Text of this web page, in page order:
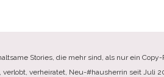
Stories, die mehr sind, als nur ein Copy-
verheiratet, Neu-#hausherrin seit Juli